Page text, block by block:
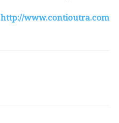
http://www.contioutra.com